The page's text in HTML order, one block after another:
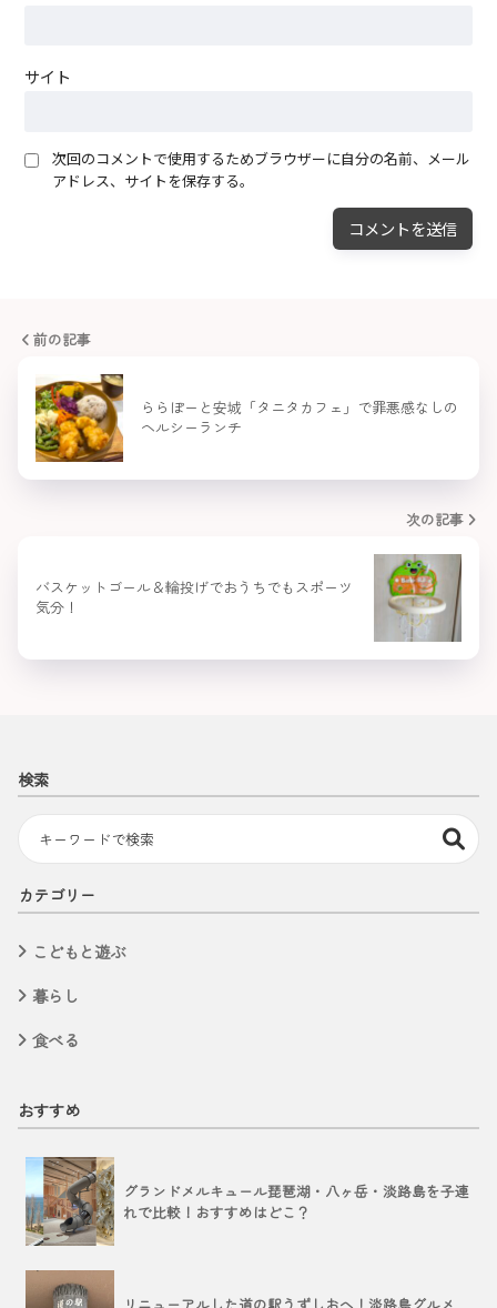
サイト
次回のコメントで使用するためブラウザーに自分の名前、メール
アドレス、サイトを保存する。
前の記事
ららぽーと安城「タニタカフェ」で罪悪感なしの
ヘルシーランチ
次の記事
バスケットゴール＆輪投げでおうちでもスポーツ
気分！
検索
カテゴリー
こどもと遊ぶ
暮らし
食べる
おすすめ
グランドメルキュール琵琶湖・八ヶ岳・淡路島を子連
れで比較！おすすめはどこ？